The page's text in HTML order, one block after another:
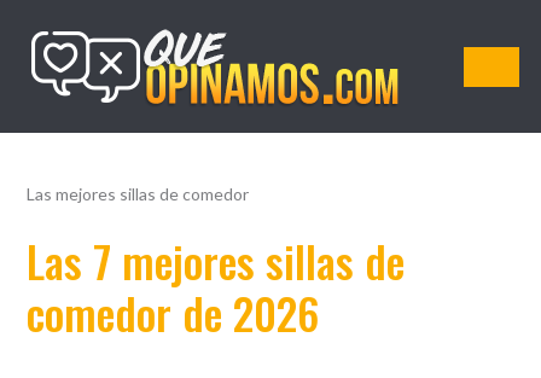
QueOpinamos.com
Las mejores sillas de comedor
Las 7 mejores sillas de
comedor de 2026